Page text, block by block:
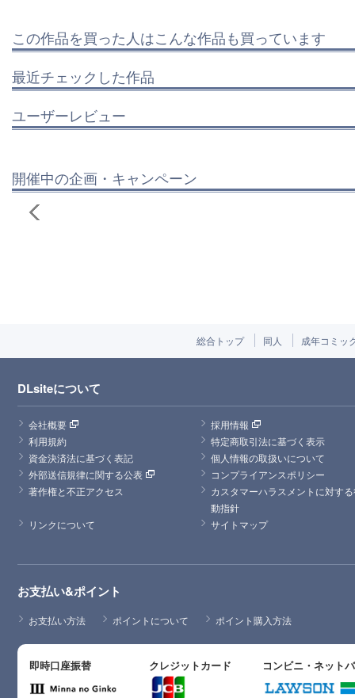
この作品を買った人はこんな作品も買っています
最近チェックした作品
ユーザーレビュー
開催中の企画・キャンペーン
総合トップ 同人 成年コミッ
DLsiteについて
会社概要
採用情報
利用規約
特定商取引法に基づく表示
資金決済法に基づく表記
個人情報の取扱いについて
外部送信規律に関する公表
コンプライアンスポリシー
著作権と不正アクセス
カスタマーハラスメントに対す
動指針
リンクについて
サイトマップ
お支払い&ポイント
お支払い方法 ポイントについて ポイント購入方法
即時口座振替 クレジットカード コンビニ・ネット